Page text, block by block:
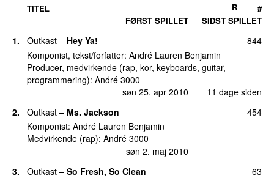
TITEL
FØRST SPILLET
SIDST SPILLET
R #
1. Outkast – Hey Ya!
søn 25. apr 2010 11 dage siden
844
Komponist, tekst/forfatter: André Lauren Benjamin
Producer, medvirkende (rap, kor, keyboards, guitar,
programmering): André 3000
2. Outkast – Ms. Jackson
søn 2. maj 2010
454
Komponist: André Lauren Benjamin
Medvirkende (rap): André 3000
3. Outkast – So Fresh, So Clean
63